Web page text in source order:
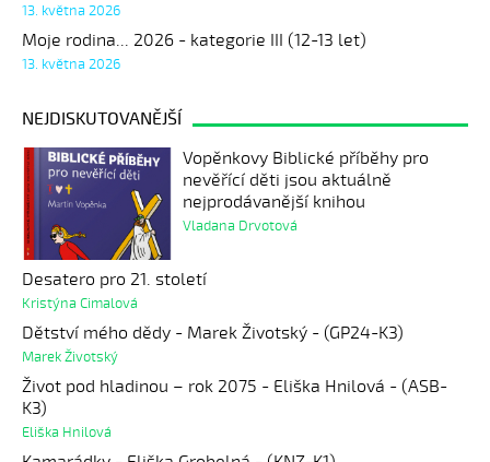
13. května 2026
Moje rodina... 2026 - kategorie III (12-13 let)
13. května 2026
NEJDISKUTOVANĚJŠÍ
Vopěnkovy Biblické příběhy pro
nevěřící děti jsou aktuálně
nejprodávanější knihou
Vladana Drvotová
Desatero pro 21. století
Kristýna Cimalová
Dětství mého dědy - Marek Životský - (GP24-K3)
Marek Životský
Život pod hladinou – rok 2075 - Eliška Hnilová - (ASB-
K3)
Eliška Hnilová